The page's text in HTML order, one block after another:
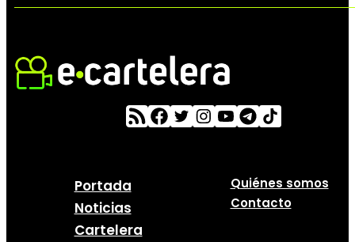
Portada
Noticias
Cartelera
Quiénes somos
Contacto